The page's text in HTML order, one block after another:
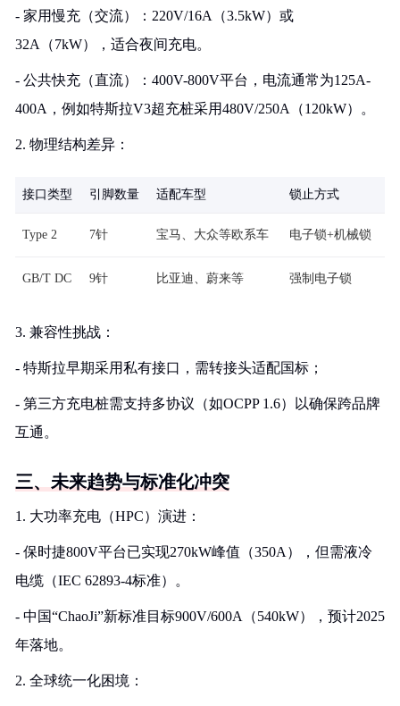
- 家用慢充（交流）：220V/16A（3.5kW）或
32A（7kW），适合夜间充电。
- 公共快充（直流）：400V-800V平台，电流通常为125A-
400A，例如特斯拉V3超充桩采用480V/250A（120kW）。
2. 物理结构差异：
接口类型 引脚数量 适配车型 锁止方式
Type 2 7针 宝马、大众等欧系车 电子锁+机械锁
GB/T DC 9针 比亚迪、蔚来等 强制电子锁
3. 兼容性挑战：
- 特斯拉早期采用私有接口，需转接头适配国标；
- 第三方充电桩需支持多协议（如OCPP 1.6）以确保跨品牌
互通。
三、未来趋势与标准化冲突
1. 大功率充电（HPC）演进：
- 保时捷800V平台已实现270kW峰值（350A），但需液冷
电缆（IEC 62893-4标准）。
- 中国“ChaoJi”新标准目标900V/600A（540kW），预计2025
年落地。
2. 全球统一化困境：